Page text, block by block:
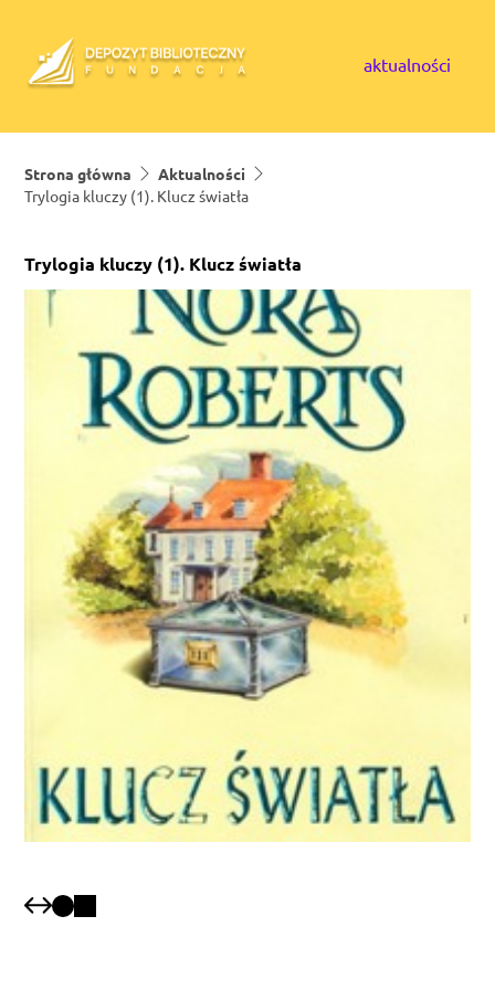
aktualności
Strona główna
Aktualności
Trylogia kluczy (1). Klucz światła
Trylogia kluczy (1). Klucz światła